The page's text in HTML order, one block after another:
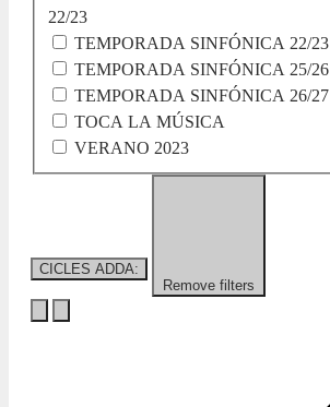
22/23
TEMPORADA SINFÓNICA 22/23
TEMPORADA SINFÓNICA 25/26
TEMPORADA SINFÓNICA 26/27
TOCA LA MÚSICA
VERANO 2023
CICLES ADDA:
Remove filters